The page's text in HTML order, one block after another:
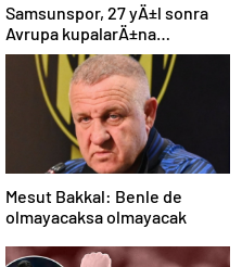
Samsunspor, 27 yÄ±l sonra
Avrupa kupalarÄ±na
katÄ±lÄ±yor
Mesut Bakkal: Benle de
olmayacaksa olmayacak